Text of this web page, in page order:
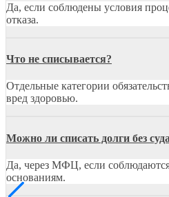
Да, если соблюдены условия
отказа.
Что не списывается?
Отдельные категории
вред здоровью.
Можно ли списать долги без
Да, через МФЦ, если
основаниям.